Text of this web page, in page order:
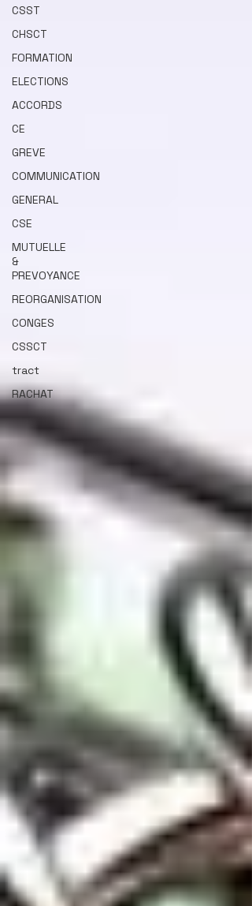
CSST
CHSCT
FORMATION
ELECTIONS
ACCORDS
CE
GREVE
COMMUNICATION
GENERAL
CSE
MUTUELLE
&
PREVOYANCE
REORGANISATION
CONGES
CSSCT
tract
RACHAT